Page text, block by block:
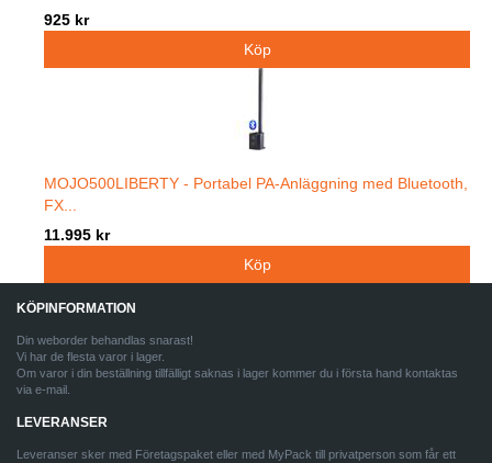
925 kr
MOJO500LIBERTY - Portabel PA-Anläggning med Bluetooth,
FX...
11.995 kr
KÖPINFORMATION
Din weborder behandlas snarast!
Vi har de flesta varor i lager.
Om varor i din beställning tillfälligt saknas i lager kommer du i första hand kontaktas
via e-mail.
LEVERANSER
Leveranser sker med Företagspaket eller med MyPack till privatperson som får ett